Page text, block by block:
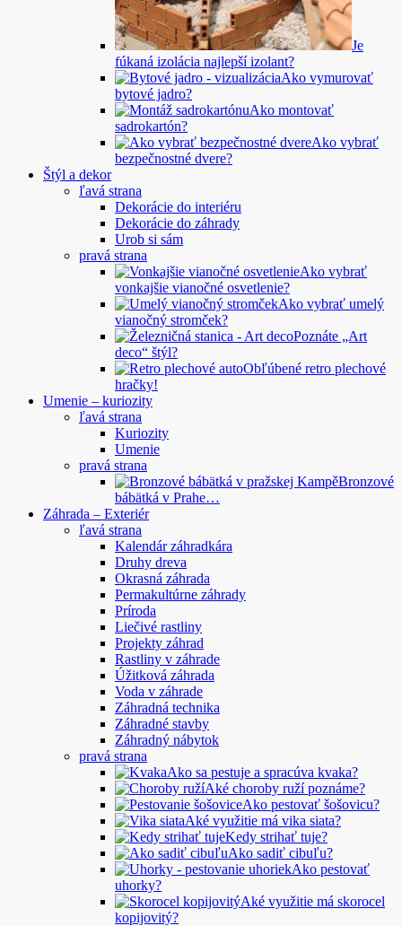
Je
fúkaná izolácia najlepší izolant?
Ako vymurovať
bytové jadro?
Ako montovať
sadrokartón?
Ako vybrať
bezpečnostné dvere?
Štýl a dekor
ľavá strana
Dekorácie do interiéru
Dekorácie do záhrady
Urob si sám
pravá strana
Ako vybrať
vonkajšie vianočné osvetlenie?
Ako vybrať umelý
vianočný stromček?
Poznáte „Art
deco“ štýl?
Obľúbené retro plechové
hračky!
Umenie – kuriozity
ľavá strana
Kuriozity
Umenie
pravá strana
Bronzové
bábätká v Prahe…
Záhrada – Exteriér
ľavá strana
Kalendár záhradkára
Druhy dreva
Okrasná záhrada
Permakultúrne záhrady
Príroda
Liečivé rastliny
Projekty záhrad
Rastliny v záhrade
Úžitková záhrada
Voda v záhrade
Záhradná technika
Záhradné stavby
Záhradný nábytok
pravá strana
Ako sa pestuje a spracúva kvaka?
Aké choroby ruží poznáme?
Ako pestovať šošovicu?
Aké využitie má vika siata?
Kedy strihať tuje?
Ako sadiť cibuľu?
Ako pestovať
uhorky?
Aké využitie má skorocel
kopijovitý?